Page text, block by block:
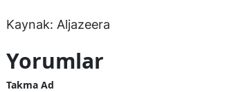
Kaynak: Aljazeera
Yorumlar
Takma Ad